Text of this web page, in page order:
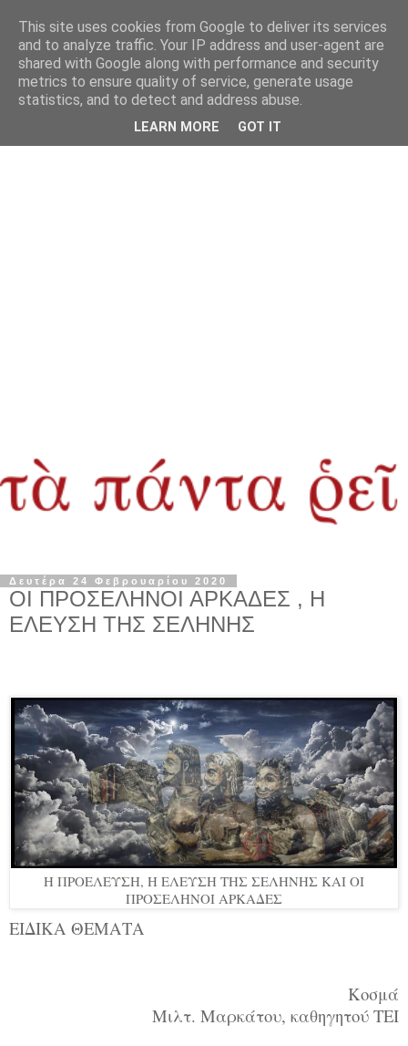
Δευτέρα 24 Φεβρουαρίου 2020
ΟΙ ΠΡΟΣΕΛΗΝΟΙ ΑΡΚΑΔΕΣ , Η
ΕΛΕΥΣΗ ΤΗΣ ΣΕΛΗΝΗΣ
Η ΠΡΟΕΛΕΥΣΗ, Η ΕΛΕΥΣΗ ΤΗΣ ΣΕΛΗΝΗΣ ΚΑΙ ΟΙ
ΠΡΟΣΕΛΗΝΟΙ ΑΡΚΑΔΕΣ
ΕΙΔΙΚΑ ΘΕΜΑΤΑ
Κοσμά
Μιλτ. Μαρκάτου, καθηγητού ΤΕΙ
This site uses cookies from Google to deliver its services
and to analyze traffic. Your IP address and user-agent are
shared with Google along with performance and security
metrics to ensure quality of service, generate usage
statistics, and to detect and address abuse.
LEARN MORE GOT IT